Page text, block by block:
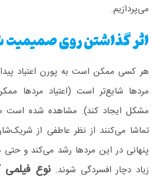
می‌پردازیم.
اثر گذاشتن روی
هر کسی ممکن است به پورن اعتیاد پیدا
مردها شایع‌تر است (اعتیاد مردها
مشکل ایجاد کند). مشاهده شده است
تماشا می‌کنند از نظر عاطفی از
پنهانی در این مردها رشد می‌کند و
زیاد دچار افسردگی شوند.نوع